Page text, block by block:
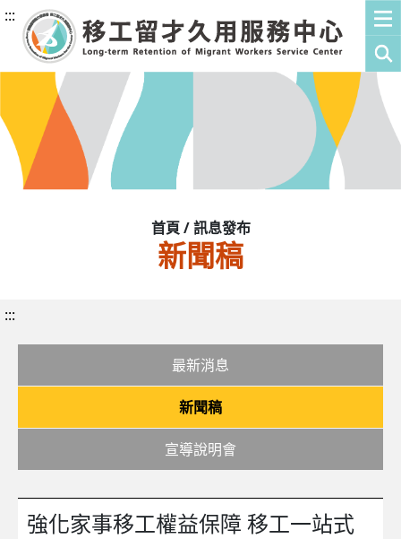
:::
首頁 / 訊息發布
新聞稿
:::
最新消息
新聞稿
宣導說明會
強化家事移工權益保障 移工一站式